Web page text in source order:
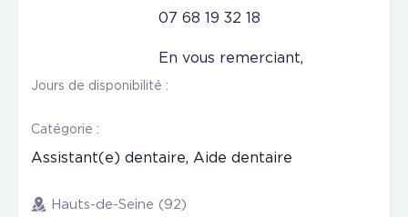
07 68 19 32 18
En vous remerciant,
Jours de disponibilité :
Catégorie :
Assistant(e) dentaire, Aide dentaire
Hauts-de-Seine (92)